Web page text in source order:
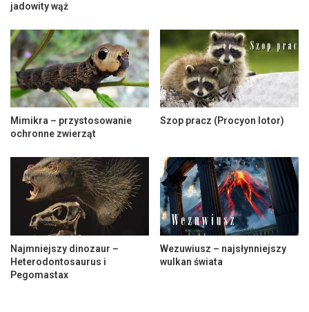
jadowity wąż
Mimikra – przystosowanie
ochronne zwierząt
Szop pracz (Procyon lotor)
Najmniejszy dinozaur –
Heterodontosaurus i
Pegomastax
Wezuwiusz – najsłynniejszy
wulkan świata